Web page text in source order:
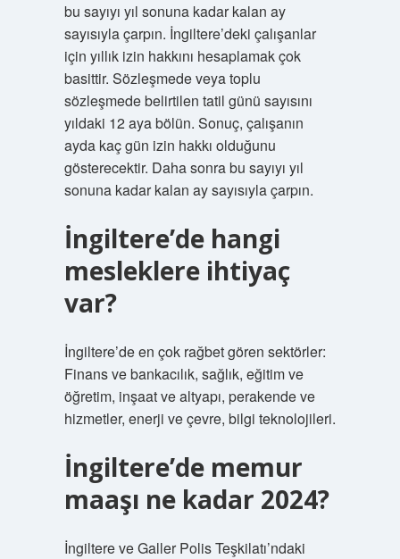
bu sayıyı yıl sonuna kadar kalan ay
sayısıyla çarpın. İngiltere’deki çalışanlar
için yıllık izin hakkını hesaplamak çok
basittir. Sözleşmede veya toplu
sözleşmede belirtilen tatil günü sayısını
yıldaki 12 aya bölün. Sonuç, çalışanın
ayda kaç gün izin hakkı olduğunu
gösterecektir. Daha sonra bu sayıyı yıl
sonuna kadar kalan ay sayısıyla çarpın.
İngiltere’de hangi
mesleklere ihtiyaç
var?
İngiltere’de en çok rağbet gören sektörler:
Finans ve bankacılık, sağlık, eğitim ve
öğretim, inşaat ve altyapı, perakende ve
hizmetler, enerji ve çevre, bilgi teknolojileri.
İngiltere’de memur
maaşı ne kadar 2024?
İngiltere ve Galler Polis Teşkilatı’ndaki